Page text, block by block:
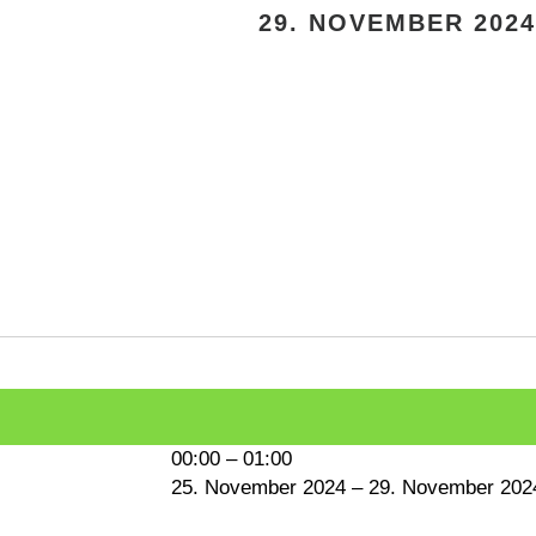
29. NOVEMBER 2024
00:00 – 01:00
25. November 2024 – 29. November